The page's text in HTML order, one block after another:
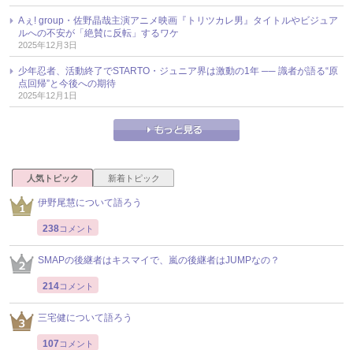
Aぇ! group・佐野晶哉主演アニメ映画『トリツカレ男』タイトルやビジュア
ルへの不安が「絶賛に反転」するワケ
2025年12月3日
少年忍者、活動終了でSTARTO・ジュニア界は激動の1年 ── 識者が語る“原
点回帰”と今後への期待
2025年12月1日
人気トピック 新着トピック
伊野尾慧について語ろう
238コメント
SMAPの後継者はキスマイで、嵐の後継者はJUMPなの？
214コメント
三宅健について語ろう
107 コメント